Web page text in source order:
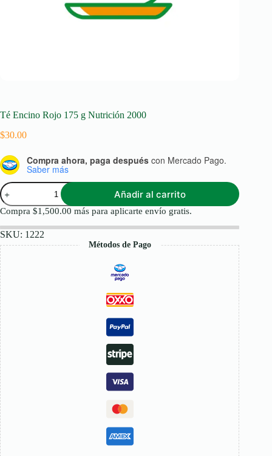
Té Encino Rojo 175 g Nutrición 2000
$30.00
Compra ahora, paga después con Mercado Pago.
Saber más
Té
Encino
Rojo
175
g
Nutrición
2000
cantidad
Añadir al carrito
Compra $1,500.00 más para aplicarte envío gratis.
SKU: 1222
Métodos de Pago